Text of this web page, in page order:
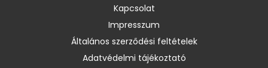
Kapcsolat
Impresszum
Általános szerződési feltételek
Adatvédelmi tájékoztató